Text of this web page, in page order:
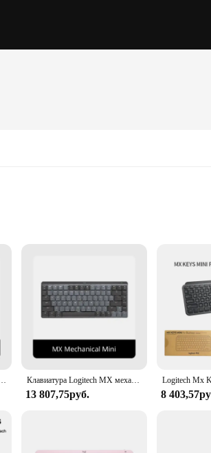
and Logitech Unifying receiver, ensuring a stable
switching between devices. The whisper-quiet
inclusion of premium PBT keycaps ensures
Keyboard is a versatile tool that can be used in
or meetings. The inclusion of a USB
is an excellent choice for those looking to
Офисная Клавиатура для Windows IOS Android офисная игровая клавиатура Клавиатура Logitech MX механическая, Мини Беспроводная игровая клавиатура, Bluetooth, низкий уровень шума, беспроводная Двойная модель, мини-клавиатура для машины
13 807,75руб. 8